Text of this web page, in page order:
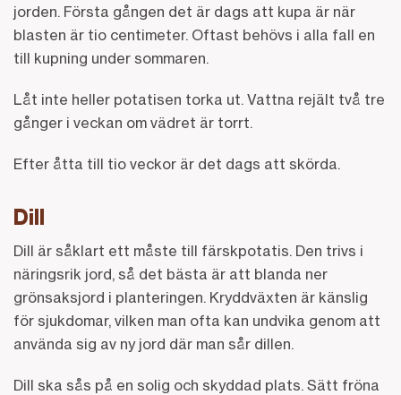
jorden. Första gången det är dags att kupa är när
blasten är tio centimeter. Oftast behövs i alla fall en
till kupning under sommaren.
Låt inte heller potatisen torka ut. Vattna rejält två tre
gånger i veckan om vädret är torrt.
Efter åtta till tio veckor är det dags att skörda.
Dill
Dill är såklart ett måste till färskpotatis. Den trivs i
näringsrik jord, så det bästa är att blanda ner
grönsaksjord i planteringen. Kryddväxten är känslig
för sjukdomar, vilken man ofta kan undvika genom att
använda sig av ny jord där man sår dillen.
Dill ska sås på en solig och skyddad plats. Sätt fröna